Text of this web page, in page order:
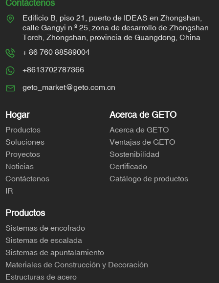
Contáctenos
Edificio B, piso 21, puerto de IDEAS en Zhongshan,
calle Gangyi n.º 25, zona de desarrollo de Zhongshan
Torch, Zhongshan, provincia de Guangdong, China
+ 86 760 88589004
+8613702787366
geto_market@geto.com.cn
Hogar
Productos
Soluciones
Proyectos
Noticias
Contáctenos
IR
Acerca de GETO
Acerca de GETO
Ventajas de GETO
Sostenibilidad
Certificado
Catálogo de productos
Productos
Sistemas de encofrado
Sistemas de escalada
Sistemas de apuntalamiento
Materiales de Construcción y Decoración
Estructuras de acero